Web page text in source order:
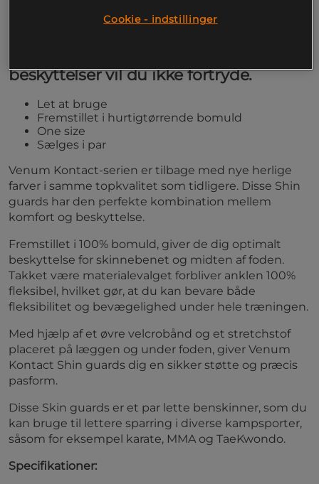
træningsbeskyttelse, som opfylder de
beskyttelser vil du ikke fortryde.
Let at bruge
Fremstillet i hurtigtørrende bomuld
One size
Sælges i par
Venum Kontact-serien er tilbage med nye herlige
farver i samme topkvalitet som tidligere. Disse Shin
guards har den perfekte kombination mellem
komfort og beskyttelse.
Fremstillet i 100% bomuld, giver de dig optimalt
beskyttelse for skinnebenet og midten af foden.
Takket være materialevalget forbliver anklen 100%
fleksibel, hvilket gør, at du kan bevare både
fleksibilitet og bevægelighed under hele træningen.
Med hjælp af et øvre velcrobånd og et stretchstof
placeret på læggen og under foden, giver Venum
Kontact Shin guards dig en sikker støtte og præcis
pasform.
Disse Skin guards er et par lette benskinner, som du
kan bruge til lettere sparring i diverse kampsporter,
såsom for eksempel karate, MMA og TaeKwondo.
Specifikationer:
Cookie - indstillinger